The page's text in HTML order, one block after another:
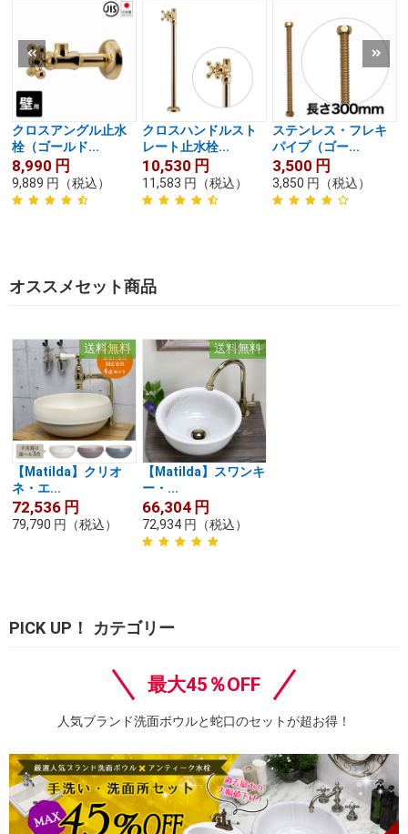
クロスアングル止水
栓（ゴールド...
8,990 円
9,889 円 （税込）
クロスハンドルスト
レート止水栓...
10,530 円
11,583 円 （税込）
ステンレス・フレキ
パイプ（ゴー...
3,500 円
3,850 円 （税込）
オススメセット商品
送料無料
【Matilda】クリオ
ネ・エ...
72,536 円
79,790 円 （税込）
送料無料
【Matilda】スワンキ
ー・...
66,304 円
72,934 円 （税込）
PICK UP！ カテゴリー
最大45％OFF
人気ブランド洗面ボウルと蛇口のセットが超お得！